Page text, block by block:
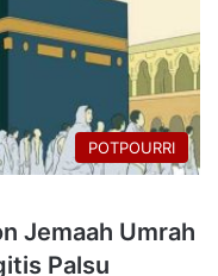
POTPOURRI
Jemaah Umrah
Palsu